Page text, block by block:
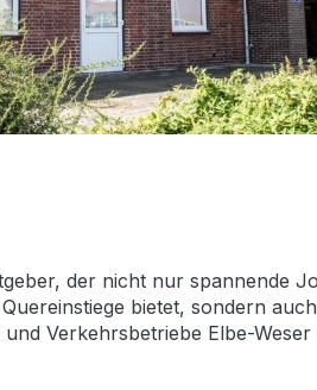
der nicht nur spannende
bietet, sondern
Verkehrsbetriebe Elbe-